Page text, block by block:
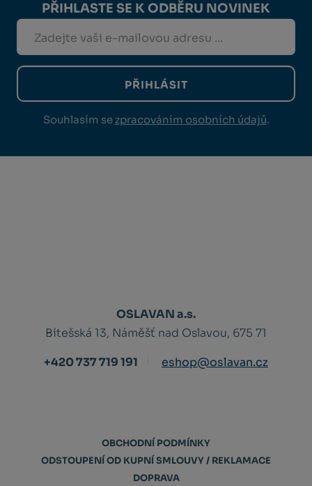
PŘIHLASTE SE K ODBĚRU NOVINEK
PŘIHLÁSIT
Souhlasím se zpracováním osobních údajů.
OSLAVAN a.s.
Bítešská 13, Náměšť nad Oslavou, 675 71
+420 737 719 191
eshop@oslavan.cz
OBCHODNÍ PODMÍNKY
ODSTOUPENÍ OD KUPNÍ SMLOUVY / REKLAMACE
DOPRAVA